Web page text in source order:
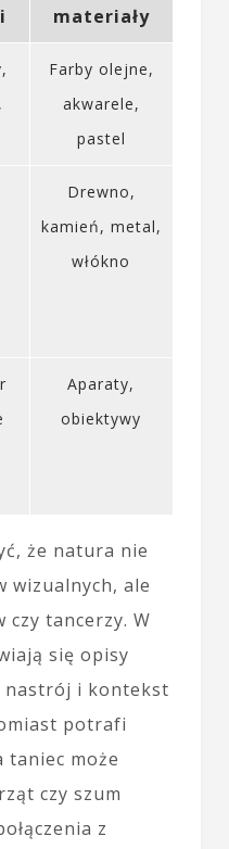
materiały
Farby olejne,
akwarele,
pastel
Drewno,
kamień, metal,
włókno
Aparaty,
obiektywy
że natura nie
ale
czy tancerzy. W
się opisy
nastrój i kontekst
potrafi
taniec może
czy szum
z